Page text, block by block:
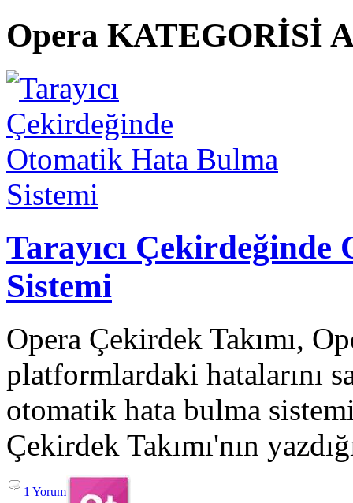
Opera KATEGORİSİ
Tarayıcı
Sistemi
Opera Çekirdek Takımı,
platformlardaki hatalarını
otomatik hata bulma
Çekirdek Takımı'nın
1 Yorum